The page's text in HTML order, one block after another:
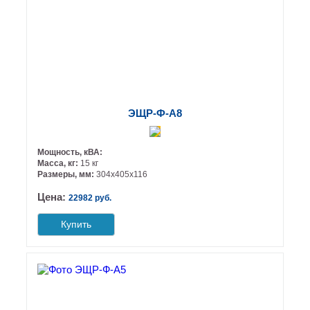
ЭЩР-Ф-А8
Мощность, кВА:
Масса, кг: 15 кг
Размеры, мм: 304х405х116
Цена: 22982 руб.
Купить